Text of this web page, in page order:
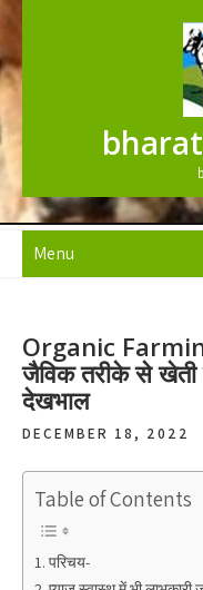
content
Menu
Organic
जैविक तरीके से
देखभाल
DECEMBER 18, 2022
Table of Contents
परिचय-